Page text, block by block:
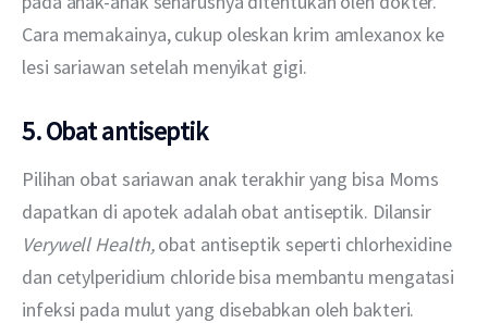
Cara memakainya, cukup oleskan krim amlexanox ke
lesi sariawan setelah menyikat gigi.
5. Obat antiseptik
Pilihan obat sariawan anak terakhir yang bisa Moms
dapatkan di apotek adalah obat antiseptik. Dilansir
Verywell Health, obat antiseptik seperti chlorhexidine
dan cetylperidium chloride bisa membantu mengatasi
infeksi pada mulut yang disebabkan oleh bakteri.